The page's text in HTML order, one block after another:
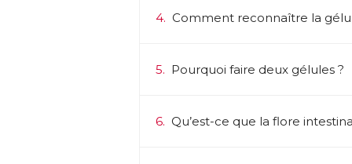
4. Comment reconnaître la
5. Pourquoi faire deux gélules ?
6. Qu’est-ce que la flore